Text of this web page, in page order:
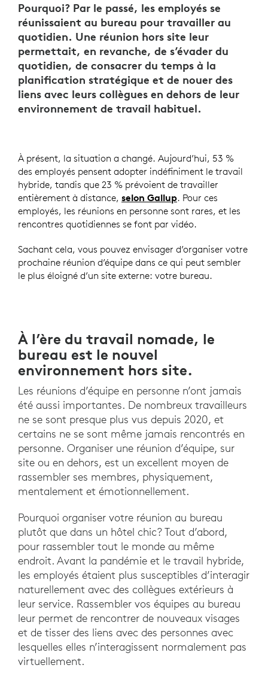
Pourquoi? Par le passé, les employés se
réunissaient au bureau pour travailler au
quotidien. Une réunion hors site leur
permettait, en revanche, de s’évader du
quotidien, de consacrer du temps à la
planification stratégique et de nouer des
liens avec leurs collègues en dehors de leur
environnement de travail habituel.
À présent, la situation a changé. Aujourd’hui, 53 %
des employés pensent adopter indéfiniment le travail
hybride, tandis que 23 % prévoient de travailler
entièrement à distance, selon Gallup. Pour ces
employés, les réunions en personne sont rares, et les
rencontres quotidiennes se font par vidéo.
Sachant cela, vous pouvez envisager d’organiser votre
prochaine réunion d’équipe dans ce qui peut sembler
le plus éloigné d’un site externe: votre bureau.
À l’ère du travail nomade, le
bureau est le nouvel
environnement hors site.
Les réunions d’équipe en personne n’ont jamais
été aussi importantes. De nombreux travailleurs
ne se sont presque plus vus depuis 2020, et
certains ne se sont même jamais rencontrés en
personne. Organiser une réunion d’équipe, sur
site ou en dehors, est un excellent moyen de
rassembler ses membres, physiquement,
mentalement et émotionnellement.
Pourquoi organiser votre réunion au bureau
plutôt que dans un hôtel chic? Tout d’abord,
pour rassembler tout le monde au même
endroit. Avant la pandémie et le travail hybride,
les employés étaient plus susceptibles d’interagir
naturellement avec des collègues extérieurs à
leur service. Rassembler vos équipes au bureau
leur permet de rencontrer de nouveaux visages
et de tisser des liens avec des personnes avec
lesquelles elles n’interagissent normalement pas
virtuellement.